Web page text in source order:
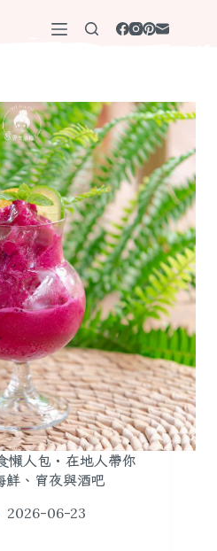
懶人包・在地人帶你
鮮、宵夜與酒吧
2026-06-23